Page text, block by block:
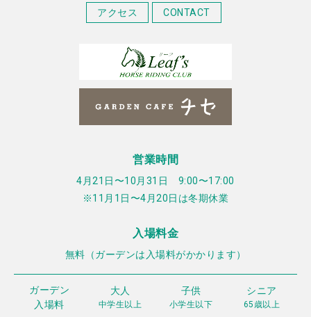
アクセス CONTACT
営業時間
4月21日〜10月31日 9:00〜17:00
※11月1日〜4月20日は冬期休業
入場料金
無料（ガーデンは入場料がかかります）
ガーデン
入場料
大人
中学生以上
子供
小学生以下
シニア
65歳以上